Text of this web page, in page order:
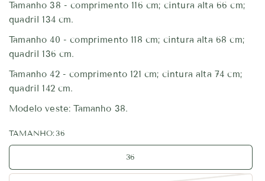
Tamanho 38 - comprimento 116 cm; cintura alta 66 cm;
quadril 134 cm.
Tamanho 40 - comprimento 118 cm; cintura alta 68 cm;
quadril 136 cm.
Tamanho 42 - comprimento 121 cm; cintura alta 74 cm;
quadril 142 cm.
Modelo veste: Tamanho 38.
TAMANHO: 36
36